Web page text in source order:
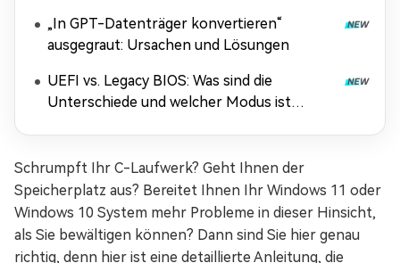
„In GPT-Datenträger konvertieren“
ausgegraut: Ursachen und Lösungen
UEFI vs. Legacy BIOS: Was sind die
Unterschiede und welcher Modus ist
Schrumpft Ihr C-Laufwerk? Geht Ihnen der
Speicherplatz aus? Bereitet Ihnen Ihr Windows 11 oder
Windows 10 System mehr Probleme in dieser Hinsicht,
als Sie bewältigen können? Dann sind Sie hier genau
richtig, denn hier ist eine detaillierte Anleitung, die